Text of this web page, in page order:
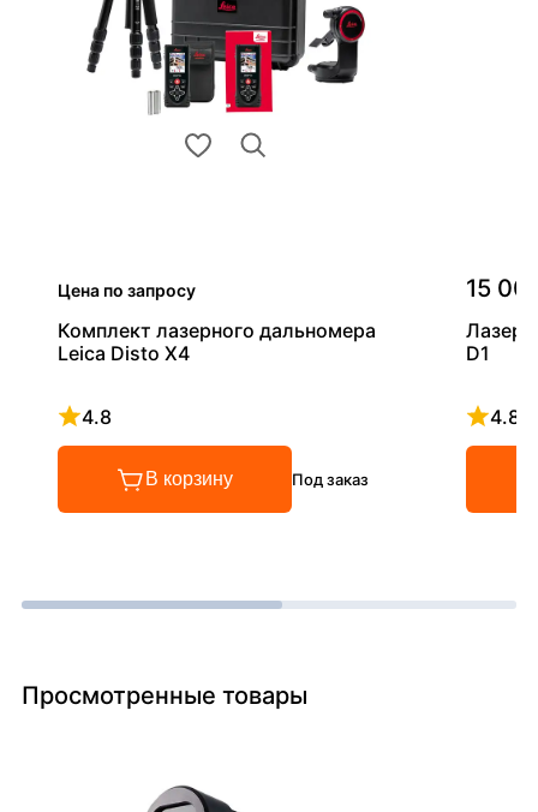
Цена по запросу
Комплект лазерного дальномера
Leica Disto X4
4.8
Рейтинг 4.8 из 5
В корзину Под заказ
15
D1
4.8
Просмотренные товары